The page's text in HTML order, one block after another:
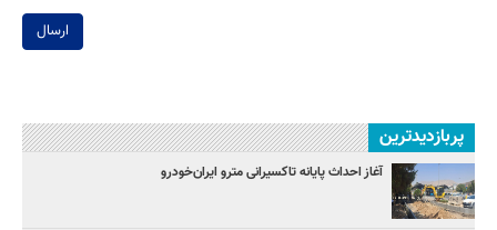
ارسال
پربازدیدترین
آغاز احداث پایانه تاکسیرانی مترو ایران‌خودرو